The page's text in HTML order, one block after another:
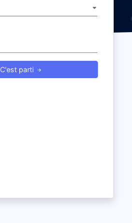
C'est parti